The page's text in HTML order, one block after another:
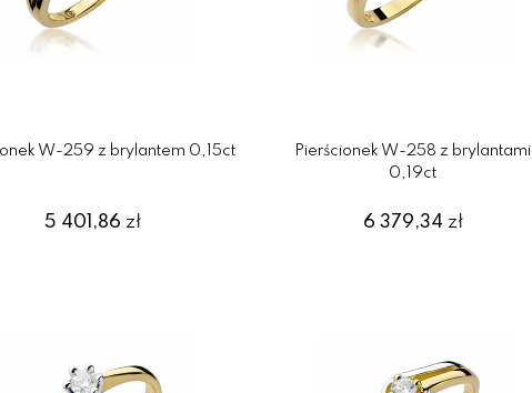
W-259 z brylantem 0,15ct
5 401,86zł
Pierścionek W-258 z brylantami
0,19ct
6 379,34 zł